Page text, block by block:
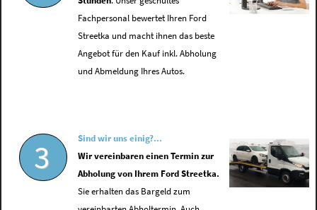
Fachpersonal bewertet Ihren Ford
Streetka und macht ihnen das beste
Angebot für den Kauf inkl. Abholung
und Abmeldung Ihres Autos.
3
Sind wir uns einig?...
Wir vereinbaren einen Termin zur
Abholung von Ihrem Ford Streetka.
Sie erhalten das Bargeld zum